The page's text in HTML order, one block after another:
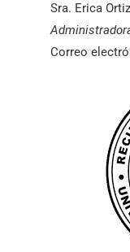
Sra. Erica
Correo